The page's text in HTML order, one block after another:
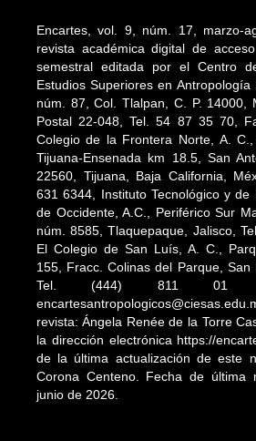
Encartes, vol. 9, núm. 17, marzo-
revista académica digital de
semestral editada por el Centro
Estudios Superiores en Antropología
núm. 87, Col. Tlalpan, C. P. 14000,
Postal 22-048, Tel. 54 87 35 70,
Colegio de la Frontera Norte, A.
Tijuana-Ensenada km 18.5, San
22560, Tijuana, Baja California,
631 6344, Instituto Tecnológico y de
de Occidente, A.C., Periférico Sur
núm. 8585, Tlaquepaque, Jalisco,
El Colegio de San Luís, A. C.,
155, Fracc. Colinas del Parque, San
Tel. (444) 811 01
revista: Ángela Renée de la Torre
la dirección electrónica https://
de la última actualización de este
Corona Centeno. Fecha de última
junio de 2026.